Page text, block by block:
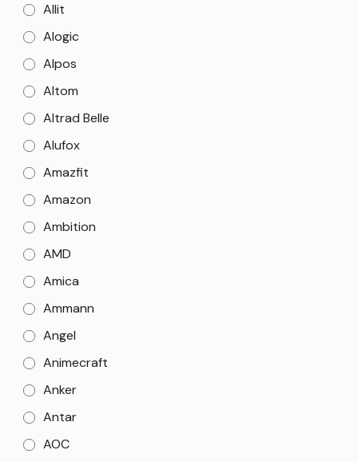
Allit
Alogic
Alpos
Altom
Altrad Belle
Alufox
Amazfit
Amazon
Ambition
AMD
Amica
Ammann
Angel
Animecraft
Anker
Antar
AOC